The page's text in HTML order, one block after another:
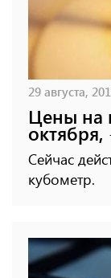
29 августа,
Цены на
Сейчас
кубометр.